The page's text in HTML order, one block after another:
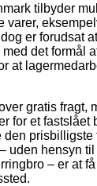
tilbyder
varer,
er forudsat
det formål
at
gratis fragt,
for et fastslået
prisbilligste
uden hensyn
– er at